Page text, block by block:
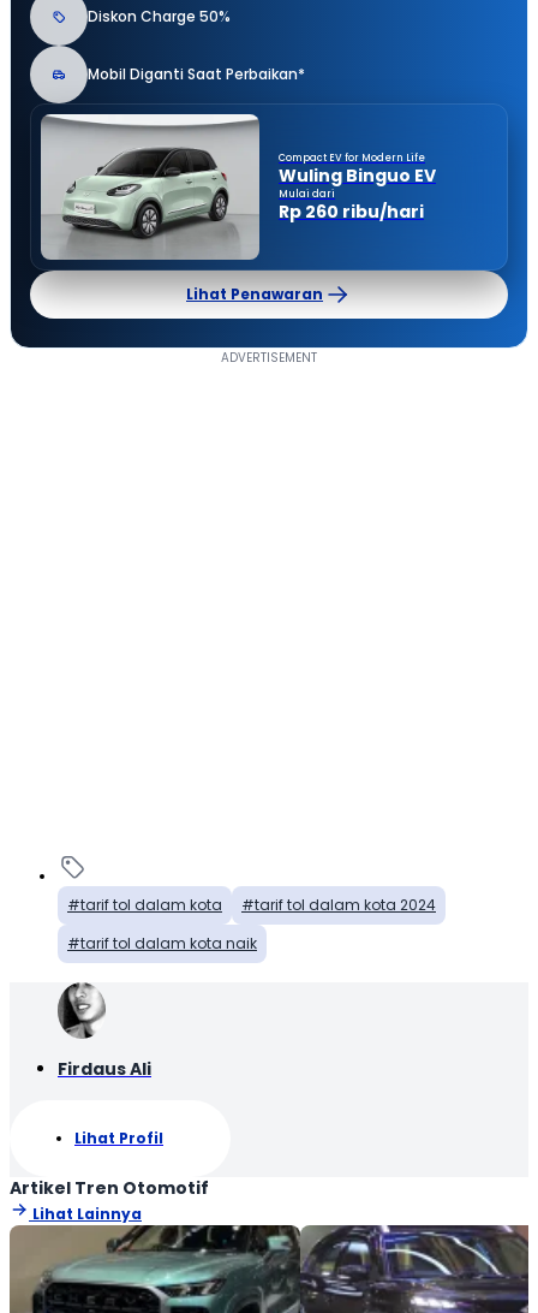
Diskon Charge 50%
Mobil Diganti Saat Perbaikan*
Compact EV for Modern Life
Wuling Binguo EV
Mulai dari
Rp 260 ribu/hari
Lihat Penawaran
tarif tol dalam kota
tarif tol dalam kota 2024
tarif tol dalam kota naik
Firdaus Ali
Lihat Profil
Artikel Tren Otomotif
Lihat Lainnya